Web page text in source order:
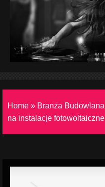
Home » Branża Budowlana
na instalacje fotowoltaiczne